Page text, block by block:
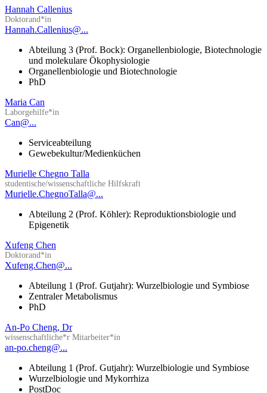
Hannah Callenius
Doktorand*in
Hannah.Callenius@...
Abteilung 3 (Prof. Bock): Organellenbiologie, Biotechnologie
und molekulare Ökophysiologie
Organellenbiologie und Biotechnologie
PhD
Maria Can
Laborgehilfe*in
Can@...
Serviceabteilung
Gewebekultur/Medienküchen
Murielle Chegno Talla
studentische/wissenschaftliche Hilfskraft
Murielle.ChegnoTalla@...
Abteilung 2 (Prof. Köhler): Reproduktionsbiologie und
Epigenetik
Xufeng Chen
Doktorand*in
Xufeng.Chen@...
Abteilung 1 (Prof. Gutjahr): Wurzelbiologie und Symbiose
Zentraler Metabolismus
PhD
An-Po Cheng, Dr
wissenschaftliche*r Mitarbeiter*in
an-po.cheng@...
Abteilung 1 (Prof. Gutjahr): Wurzelbiologie und Symbiose
Wurzelbiologie und Mykorrhiza
PostDoc